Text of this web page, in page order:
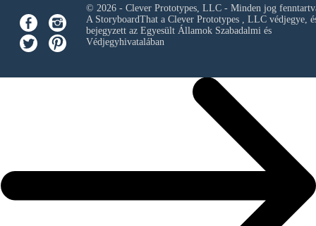
© 2026 - Clever Prototypes, LLC - Minden jog
A StoryboardThat a Clever Prototypes , LLCvédjegye,
bejegyzett az Egyesült Államok Szabadalmi és
Védjegyhivatalában